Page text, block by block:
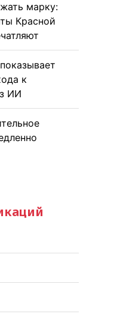
марку:
Красной
к
ИИ